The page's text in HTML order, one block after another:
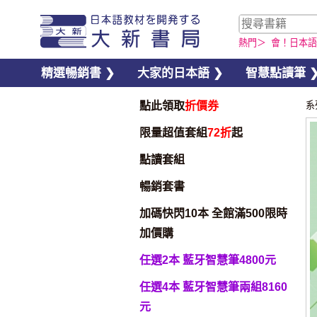
熱門＞ 會！日本語
精選暢銷書 ❯ 大家的日本語 ❯ 智慧點讀筆
點此領取折價券
限量超值套組72折起
點讀套組
暢銷套書
加碼快閃10本 全館滿500限時
加價購
任選2本 藍牙智慧筆4800元
任選4本 藍牙智慧筆兩組8160
元
系